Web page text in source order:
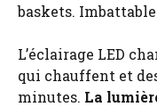
baskets.
L’éclairage LED
qui chauffent et
minutes. La